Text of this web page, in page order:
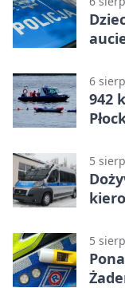
6
942
5
5